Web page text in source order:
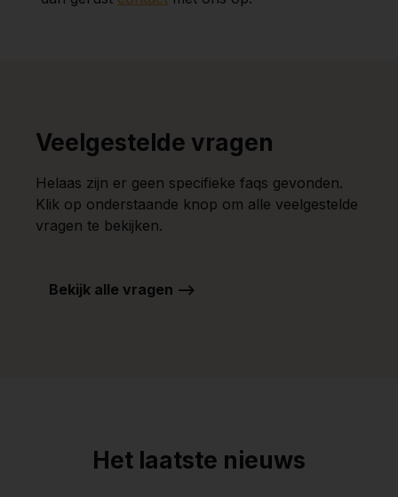
Veelgestelde vragen
Helaas zijn er geen specifieke faqs gevonden.
Klik op onderstaande knop om alle veelgestelde
vragen te bekijken.
Bekijk alle vragen -->
Het laatste nieuws